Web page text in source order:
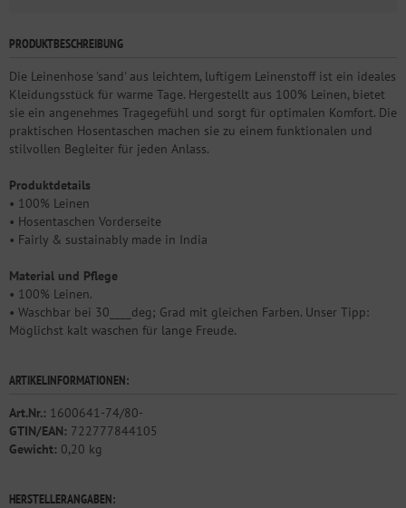
PRODUKTBESCHREIBUNG
Die Leinenhose 'sand' aus leichtem, luftigem Leinenstoff ist ein ideales
Kleidungsstück für warme Tage. Hergestellt aus 100% Leinen, bietet
sie ein angenehmes Tragegefühl und sorgt für optimalen Komfort. Die
praktischen Hosentaschen machen sie zu einem funktionalen und
stilvollen Begleiter für jeden Anlass.
Produktdetails
• 100% Leinen
• Hosentaschen Vorderseite
• Fairly & sustainably made in India
Material und Pflege
• 100% Leinen.
• Waschbar bei 30____deg; Grad mit gleichen Farben. Unser Tipp:
Möglichst kalt waschen für lange Freude.
ARTIKELINFORMATIONEN:
Art.Nr.: 1600641-74/80-
GTIN/EAN: 722777844105
Gewicht: 0,20 kg
HERSTELLERANGABEN: